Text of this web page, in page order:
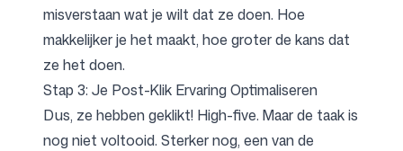
misverstaan wat je wilt dat ze doen. Hoe
makkelijker je het maakt, hoe groter de kans dat
ze het doen.
Stap 3: Je Post-Klik Ervaring Optimaliseren
Dus, ze hebben geklikt! High-five. Maar de taak is
nog niet voltooid. Sterker nog, een van de